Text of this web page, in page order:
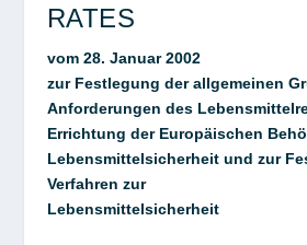
RATES
vom 28. Januar 2002
zur Festlegung der allgemeinen
Anforderungen des
Errichtung der Europäischen
Lebensmittelsicherheit und zur
Verfahren zur
Lebensmittelsicherheit